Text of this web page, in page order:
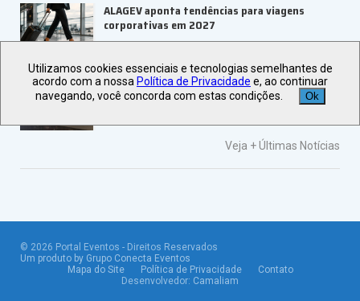
ALAGEV aponta tendências para viagens
corporativas em 2027
UBRAFE e SP Negócios fortalecem
ecossistema de eventos B2B
Veja +Últimas Notícias
© 2026 Portal Eventos - Direitos Reservados
Um produto by Grupo Conecta Eventos
Mapa do Site
Política de Privacidade
Contato
Desenvolvedor: Camaliam
Utilizamos cookies essenciais e tecnologias semelhantes de
acordo com a nossa Política de Privacidade e, ao continuar
navegando, você concorda com estas condições.
Ok